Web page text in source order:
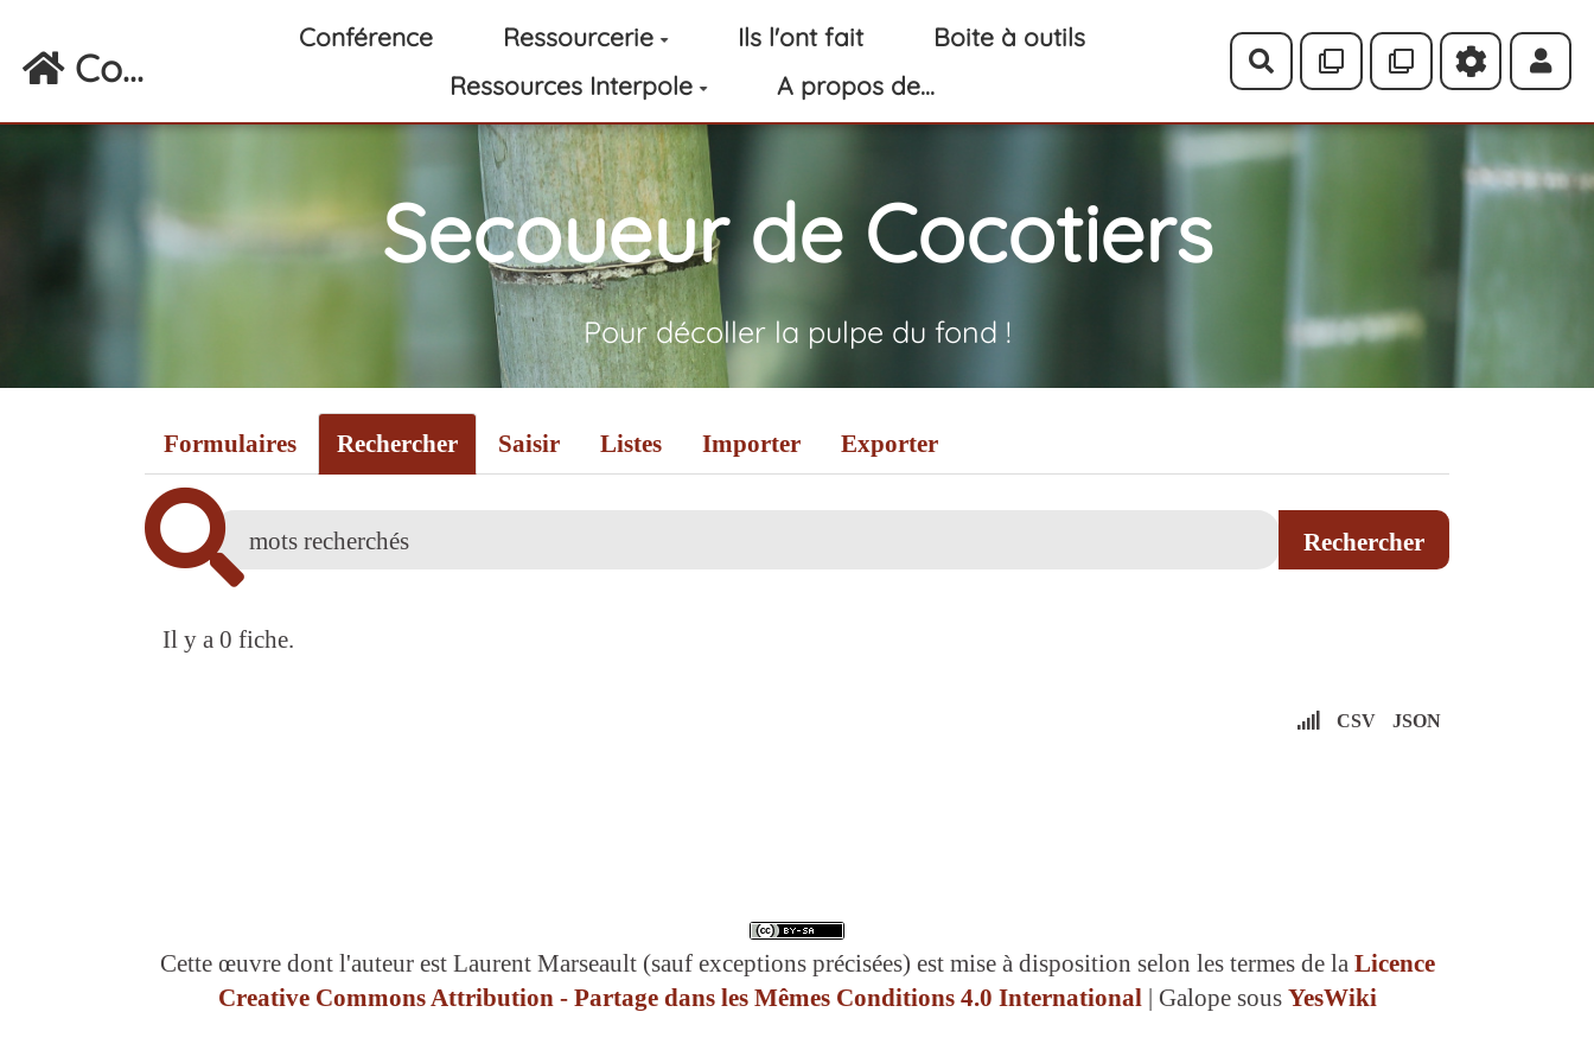
Aller au contenu principal
Co...
Conférence Ressourcerie Ils l'ont fait
Boite à outils
Ressources Interpole
A propos de...
Rechercher
Secoueur de Cocotiers
Pour décoller la pulpe du fond !
Formulaires Rechercher Saisir Listes Importer Exporter
Il y a 0 fiche.
CSV JSON
Cette œuvre dont l'auteur est Laurent Marseault (sauf exceptions précisées) est mise à disposition selon les termes de la Licence
Creative Commons Attribution - Partage dans les Mêmes Conditions 4.0 International | Galope sous YesWiki